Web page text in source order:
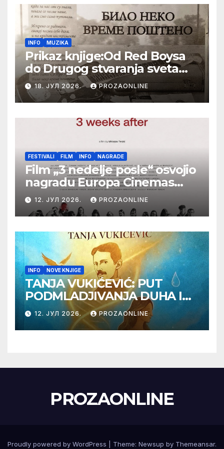
INFO MUZIKA
Prikaz knjige:Od Red Boysa
do Drugog stvaranja sveta
(bilo neko vreme pošteno)
(autor- Zlatomira Sremca,
Botoš 2022. godine,
samizdat)
18. ЈУЛ 2026. PROZAONLINE
FESTIVALI FILM INFO NAGRADE
Film „3 nedelje posle“ osvojio
nagradu Europa Cinemas
Label na Filmskom festivalu
u Karlovim Varima
12. ЈУЛ 2026. PROZAONLINE
INFO NOVE KNJIGE
TANJA VUKIĆEVIĆ: PUT
PODMLADJIVANJA DUHA I
TELA SA TESLOM
12. ЈУЛ 2026. PROZAONLINE
PROZAONLINE
Proudly powered by WordPress Theme: Newsup by Themeansar.